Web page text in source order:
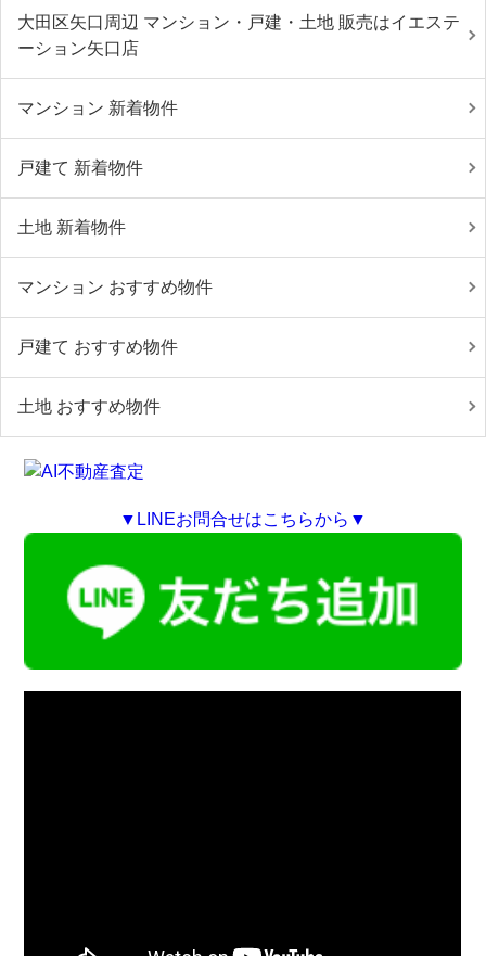
大田区矢口周辺 マンション・戸建・土地 販売はイエステ
ーション矢口店
マンション 新着物件
戸建て 新着物件
土地 新着物件
マンション おすすめ物件
戸建て おすすめ物件
土地 おすすめ物件
▼LINEお問合せはこちらから▼